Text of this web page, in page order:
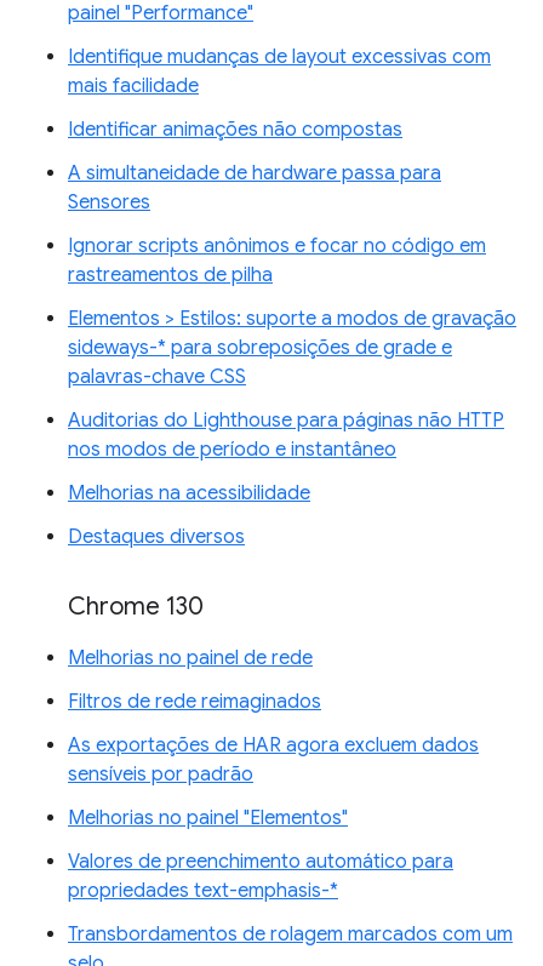
painel "Performance"
Identifique mudanças de layout excessivas com
mais facilidade
Identificar animações não compostas
A simultaneidade de hardware passa para
Sensores
Ignorar scripts anônimos e focar no código em
rastreamentos de pilha
Elementos > Estilos: suporte a modos de gravação
sideways-* para sobreposições de grade e
palavras-chave CSS
Auditorias do Lighthouse para páginas não HTTP
nos modos de período e instantâneo
Melhorias na acessibilidade
Destaques diversos
Chrome 130
Melhorias no painel de rede
Filtros de rede reimaginados
As exportações de HAR agora excluem dados
sensíveis por padrão
Melhorias no painel "Elementos"
Valores de preenchimento automático para
propriedades text-emphasis-*
Transbordamentos de rolagem marcados com um